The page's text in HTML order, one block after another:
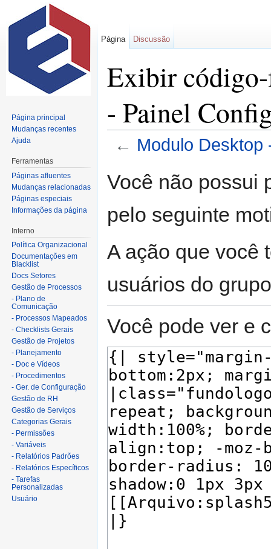
Exibir
- Painel
← Modulo Desktop
Você não possui
pelo seguinte
A ação que você
usuários do
Você pode ver e
Página Discussão
Página principal
Mudanças recentes
Ajuda
Ferramentas
Páginas afluentes
Mudanças relacionadas
Páginas especiais
Informações da página
Interno
Política Organizacional
Documentações em
Blacklist
Docs Setores
Gestão de Processos
- Plano de
Comunicação
- Processos Mapeados
- Checklists Gerais
Gestão de Projetos
- Planejamento
- Doc e Vídeos
- Procedimentos
- Ger. de Configuração
Gestão de RH
Gestão de Serviços
Categorias Gerais
- Permissões
- Variáveis
- Relatórios Padrões
- Relatórios Específicos
- Tarefas
Personalizadas
Usuário